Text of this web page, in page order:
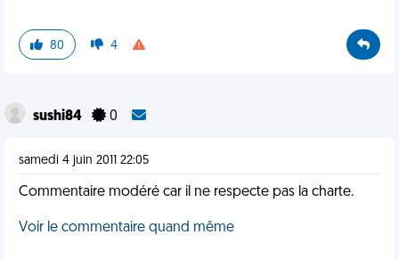
80 4
sushi84 0
samedi 4 juin 2011 22:05
Commentaire modéré car il ne respecte pas la charte.
Voir le commentaire quand même